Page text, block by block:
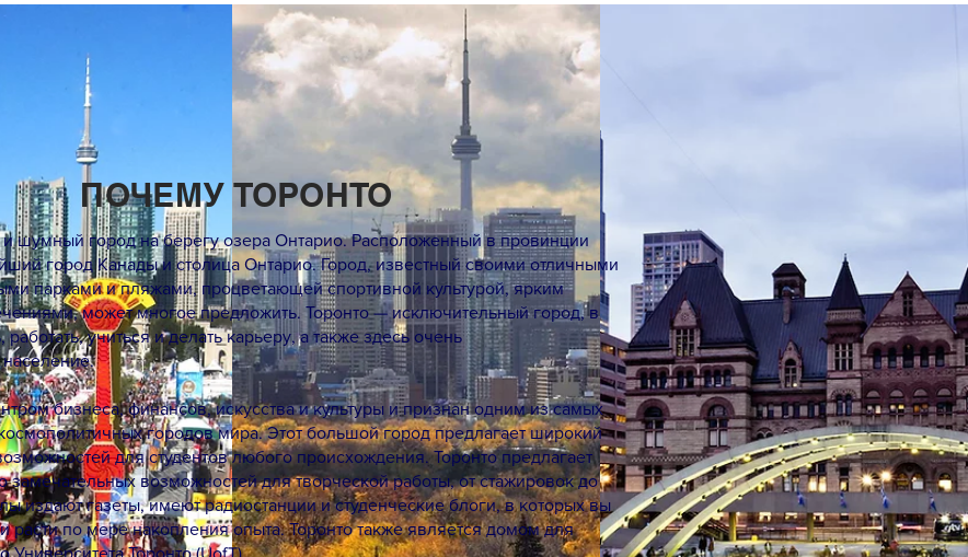
ПОЧЕМУ ТОРОНТО
шумный город на берегу озера Онтарио. Расположенный в провинции
город Канады и столица Онтарио. Город, известный своими отличными
парками и пляжами, процветающей спортивной культурой, ярким
может многое предложить. Торонто — исключительный город, в
учиться и делать карьеру, а также здесь очень
бизнеса, финансов, искусства и культуры и признан одним из самых
городов мира. Этот большой город предлагает широкий
для студентов любого происхождения. Торонто предлагает
замечательных возможностей для творческой работы, от стажировок до
издают газеты, имеют радиостанции и студенческие блоги, в которых вы
расти по мере накопления опыта. Торонто также является домом для
Университета Торонто (UofT).